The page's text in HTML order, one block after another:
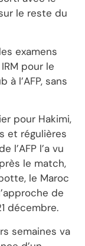
le reste du
examens
pour le
à l’AFP, sans
pour Hakimi,
et régulières
l’AFP l’a vu
le match,
le Maroc
de
décembre.
semaines va